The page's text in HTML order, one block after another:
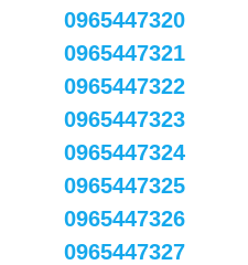
0965447320
0965447321
0965447322
0965447323
0965447324
0965447325
0965447326
0965447327